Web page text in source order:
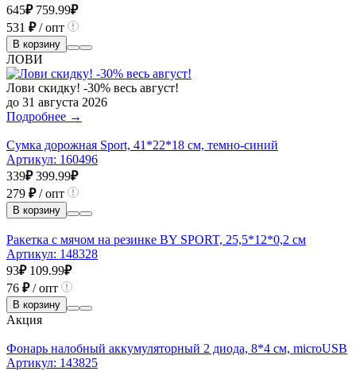
645₽ 759.99₽
531 ₽/ опт
В корзину
ЛОВИ
Лови скидку! -30% весь август!
до 31 августа 2026
Подробнее →
Сумка дорожная Sport, 41*22*18 см, темно-синий
Артикул: 160496
339₽ 399.99₽
279 ₽/ опт
В корзину
Ракетка с мячом на резинке BY SPORT, 25,5*12*0,2 см
Артикул: 148328
93₽ 109.99₽
76 ₽/ опт
В корзину
Акция
Фонарь налобный аккумуляторный 2 диода, 8*4 см, microUSB
Артикул: 143825